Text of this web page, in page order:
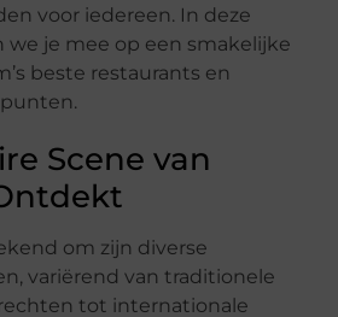
voor iedereen. In deze
je mee op een smakelijke
beste restaurants en
Scene van
om zijn diverse
variërend van traditionele
tot internationale